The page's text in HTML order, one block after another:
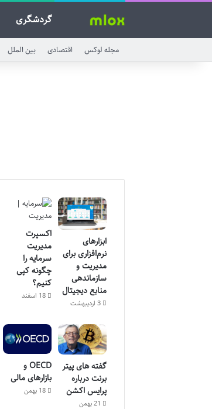
گردشگری
مجله لوکس اقتصادی بین الملل
ابزارهای
نرم‌افزاری برای
مدیریت و
سازماندهی
منابع دیجیتال
3 اردیبهشت
اکسپرت
مدیریت
سرمایه را
چگونه کپی
کنیم؟
18 اسفند
گفته های پیتر
برنت درباره
پرایس اکشن
21 بهمن
OECD و
بازارهای مالی
18 بهمن